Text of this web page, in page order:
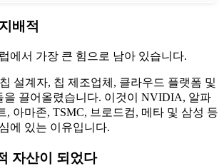
배적
에서 가장 큰 힘으로 남아 있습니다.
설계자, 칩 제조업체, 클라우드 플랫폼 및
을 끌어올렸습니다. 이것이 NVIDIA, 알파
, 아마존, TSMC, 브로드컴, 메타 및 삼성 등
에 있는 이유입니다.
자산이 되었다